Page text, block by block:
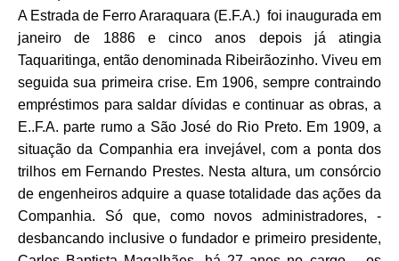
A Estrada de Ferro Araraquara (E.F.A.) foi inaugurada em
janeiro de 1886 e cinco anos depois já atingia
Taquaritinga, então denominada Ribeirãozinho. Viveu em
seguida sua primeira crise. Em 1906, sempre contraindo
empréstimos para saldar dívidas e continuar as obras, a
E..F.A. parte rumo a São José do Rio Preto. Em 1909, a
situação da Companhia era invejável, com a ponta dos
trilhos em Fernando Prestes. Nesta altura, um consórcio
de engenheiros adquire a quase totalidade das ações da
Companhia. Só que, como novos administradores, -
desbancando inclusive o fundador e primeiro presidente,